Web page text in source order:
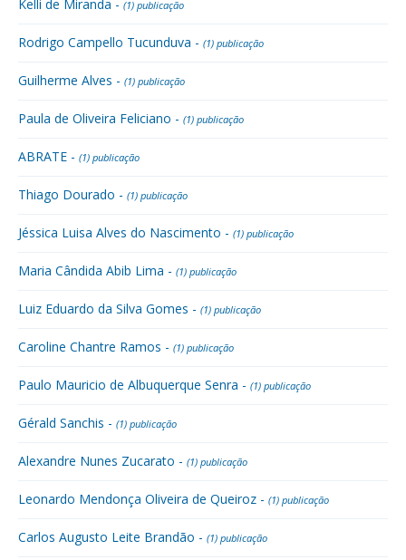
Kelli de Miranda - (1) publicação
Rodrigo Campello Tucunduva - (1) publicação
Guilherme Alves - (1) publicação
Paula de Oliveira Feliciano - (1) publicação
ABRATE - (1) publicação
Thiago Dourado - (1) publicação
Jéssica Luisa Alves do Nascimento - (1) publicação
Maria Cândida Abib Lima - (1) publicação
Luiz Eduardo da Silva Gomes - (1) publicação
Caroline Chantre Ramos - (1) publicação
Paulo Mauricio de Albuquerque Senra - (1) publicação
Gérald Sanchis - (1) publicação
Alexandre Nunes Zucarato - (1) publicação
Leonardo Mendonça Oliveira de Queiroz - (1) publicação
Carlos Augusto Leite Brandão - (1) publicação